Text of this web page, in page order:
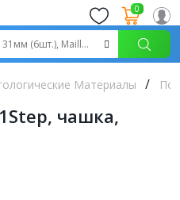
0
Материалы
чашка,